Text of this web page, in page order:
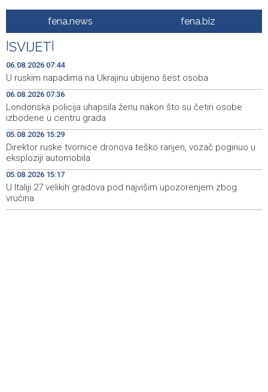
Helez i komandant NATO štaba u Sarajevu Fowler
posjetili Bugojno
06:50
Izložba luksuznih i sportskih automobila - A Driving Force
danas na Vilsonovom šetalištu
Duge kolone vozila na izlazu iz BiH na graničnim
prelazima Velika Kladuša, Gradina i Orašje
06:50 Najave događaja za 6. 8. 2026. godine (četvrtak)
21:01
Vlada Srbije: Nema opasnosti od nestašica struje i
vode, riječni promet ugrožen
20:29
Rukometaši 'Slobode' ulaze u novu sezonu s ciljem
povratka u Premijer ligu
fena.news fena.biz
SVIJET
06.08.2026 07:44
U ruskim napadima na Ukrajinu ubijeno šest osoba
06.08.2026 07:36
Londonska policija uhapsila ženu nakon što su četiri osobe
izbodene u centru grada
05.08.2026 15:29
Direktor ruske tvornice dronova teško ranjen, vozač poginuo u
eksploziji automobila
05.08.2026 15:17
U Italiji 27 velikih gradova pod najvišim upozorenjem zbog
vrućina